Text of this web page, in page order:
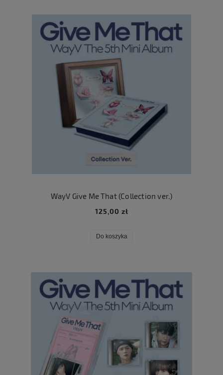
WayV Give Me That (Collection ver.)
125,00 zł
Do koszyka